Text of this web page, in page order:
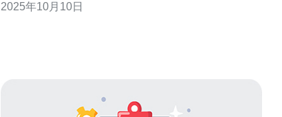
中国电信在国际互联网中提供的一种高质量网络连
2025年10月10日